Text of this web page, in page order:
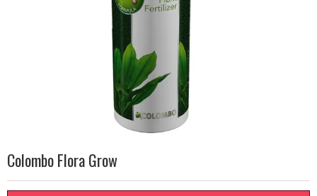
Colombo Flora Grow